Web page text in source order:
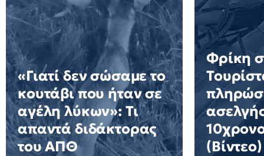
«Γιατί δεν σώσαμε το
κουτάβι που ήταν σε
αγέλη λύκων»: Τι
απαντά διδάκτορας
του ΑΠΘ
Φρίκη
(Βίντεο)